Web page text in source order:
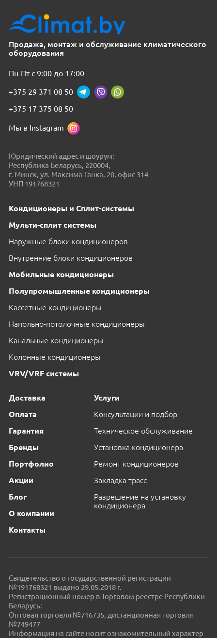
Продажа, монтаж и обслуживание климатического
оборудования
Пн-Пт с 9:00 до 17:00
+375 29 371 08 50
+375 17 375 08 50
Мы в Instagram
Юридический адрес и шоурум:
Республика Беларусь, 220004,
г. Минск, ул. Максима Танка, 20, офис 314
УНП 191768321
Кондиционеры и Сплит-системы
Мульти-сплит системы
Наружные блоки кондиционеров
Внутренние блоки кондиционеров
Мобильные кондиционеры
Полупромышленные кондиционеры
Кассетные кондиционеры
Напольно-потолочные кондиционеры
Канальные кондиционеры
Колонные кондиционеры
VRV/VRF системы
Доставка
Оплата
Гарантия
Бренды
Портфолио
Акции
Блог
О компании
Контакты
Услуги
Консультации и подбор
Техническое обслуживание
Установка кондиционера
Ремонт кондиционеров
Закладка трасс
Разрешение на установку
кондиционера
Свидетельство о государственной регистрации
№191768321 выдано 29.05.2018 г.
Регистрационный номер в Торговом реестре Республики
Беларусь:
Оптовая торговля №716735, дистанционная торговля
№749477
Информация на сайте носит ознакомительный характер